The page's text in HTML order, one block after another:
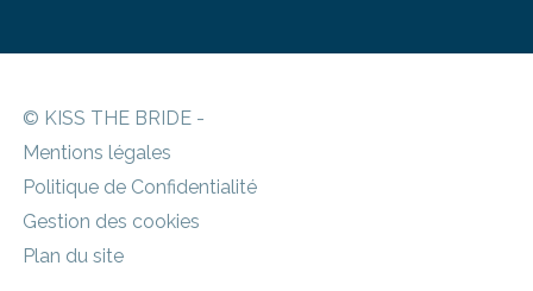
© KISS THE BRIDE -
Mentions légales
Politique de Confidentialité
Gestion des cookies
Plan du site